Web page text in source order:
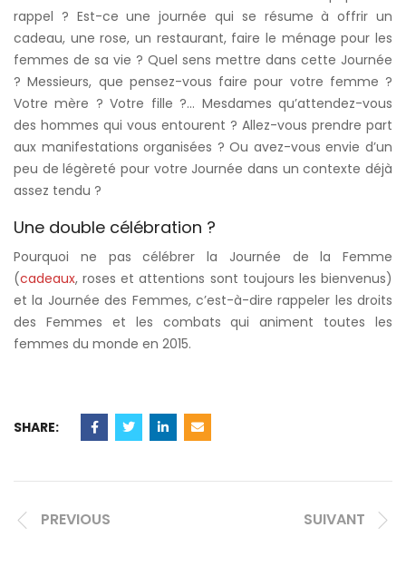
rappel ? Est-ce une journée qui se résume à offrir un
cadeau, une rose, un restaurant, faire le ménage pour les
femmes de sa vie ? Quel sens mettre dans cette Journée
? Messieurs, que pensez-vous faire pour votre femme ?
Votre mère ? Votre fille ?… Mesdames qu’attendez-vous
des hommes qui vous entourent ? Allez-vous prendre part
aux manifestations organisées ? Ou avez-vous envie d’un
peu de légèreté pour votre Journée dans un contexte déjà
assez tendu ?
Une double célébration ?
Pourquoi ne pas célébrer la Journée de la Femme
(cadeaux, roses et attentions sont toujours les bienvenus)
et la Journée des Femmes, c’est-à-dire rappeler les droits
des Femmes et les combats qui animent toutes les
femmes du monde en 2015.
SHARE:
PREVIOUS SUIVANT